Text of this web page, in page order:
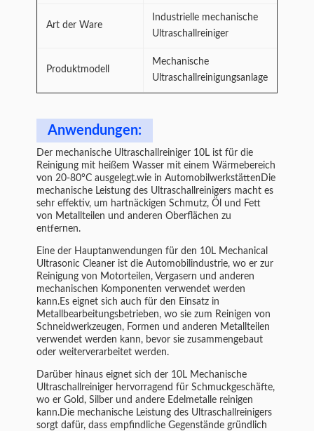
Art der Ware
Industrielle mechanische
Ultraschallreiniger
Produktmodell
Mechanische
Ultraschallreinigungsanlage
Anwendungen:
Der mechanische Ultraschallreiniger 10L ist für die
Reinigung mit heißem Wasser mit einem Wärmebereich
von 20-80°C ausgelegt.wie in AutomobilwerkstättenDie
mechanische Leistung des Ultraschallreinigers macht es
sehr effektiv, um hartnäckigen Schmutz, Öl und Fett
von Metallteilen und anderen Oberflächen zu
entfernen.
Eine der Hauptanwendungen für den 10L Mechanical
Ultrasonic Cleaner ist die Automobilindustrie, wo er zur
Reinigung von Motorteilen, Vergasern und anderen
mechanischen Komponenten verwendet werden
kann.Es eignet sich auch für den Einsatz in
Metallbearbeitungsbetrieben, wo sie zum Reinigen von
Schneidwerkzeugen, Formen und anderen Metallteilen
verwendet werden kann, bevor sie zusammengebaut
oder weiterverarbeitet werden.
Darüber hinaus eignet sich der 10L Mechanische
Ultraschallreiniger hervorragend für Schmuckgeschäfte,
wo er Gold, Silber und andere Edelmetalle reinigen
kann.Die mechanische Leistung des Ultraschallreinigers
sorgt dafür, dass empfindliche Gegenstände gründlich